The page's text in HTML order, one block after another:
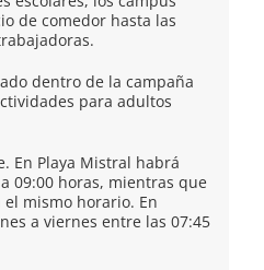
de comedor hasta las
dentro de la campaña
para adultos
En Playa Mistral habrá
09:00 horas, mientras que
mismo horario. En
a viernes entre las 07:45